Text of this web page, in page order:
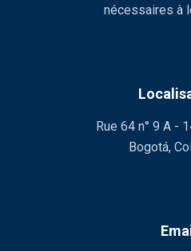
nécessaires à
Rue 64 n° 9 A -
Bogotá,